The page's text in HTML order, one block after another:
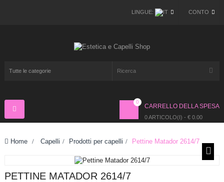
CONTO
LINGUE:
CARRELLO DELLA SPESA
0 ARTICOLO(I) - € 0.00
0
Navigazione
Toggle
Home > Capelli > Prodotti per capelli > Pettine Matador 2614/7
PETTINE MATADOR 2614/7